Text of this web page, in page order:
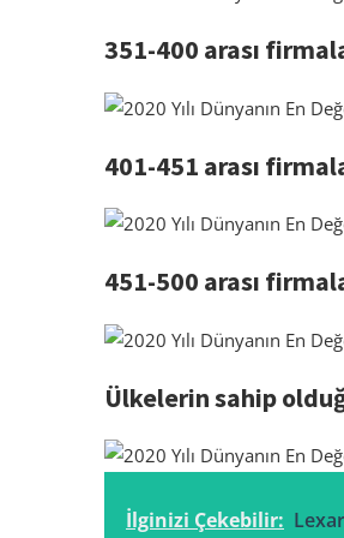
351-400 arası
401-451 arası
451-500 arası
Ülkelerin sahip
İlginizi Çekebilir: